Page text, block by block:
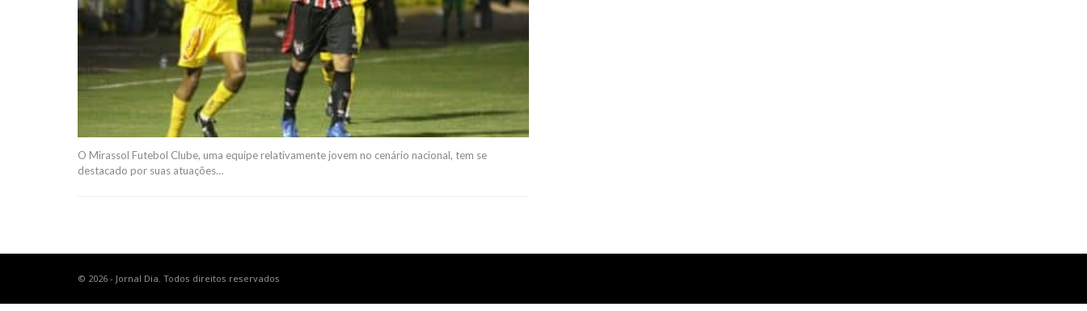
O Mirassol Futebol Clube, uma equipe relativamente jovem no cenário nacional, tem se
destacado por suas atuações…
© 2026 - Jornal Dia. Todos direitos reservados